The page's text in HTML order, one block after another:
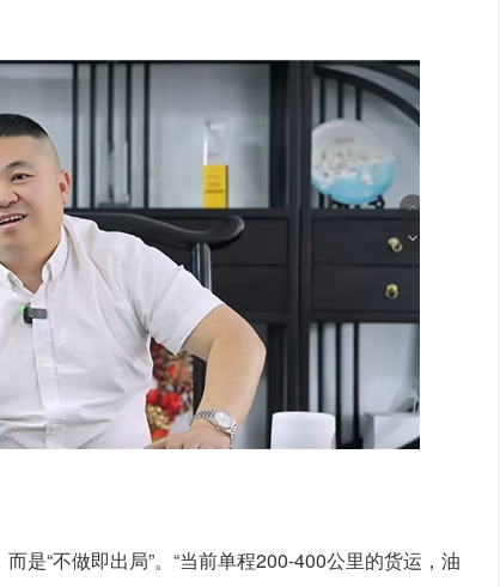
是“不做即出局”。“当前单程200-400公里的货运，油